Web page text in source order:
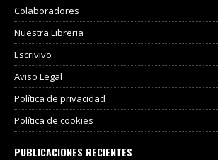
Colaboradores
Nuestra Libreria
Escrivivo
Aviso Legal
Política de privacidad
Política de cookies
PUBLICACIONES RECIENTES